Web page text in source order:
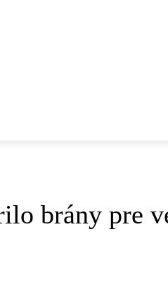
brány pre